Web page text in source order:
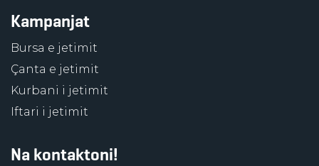
Kampanjat
Bursa e jetimit
Çanta e jetimit
Kurbani i jetimit
Iftari i jetimit
Na kontaktoni!